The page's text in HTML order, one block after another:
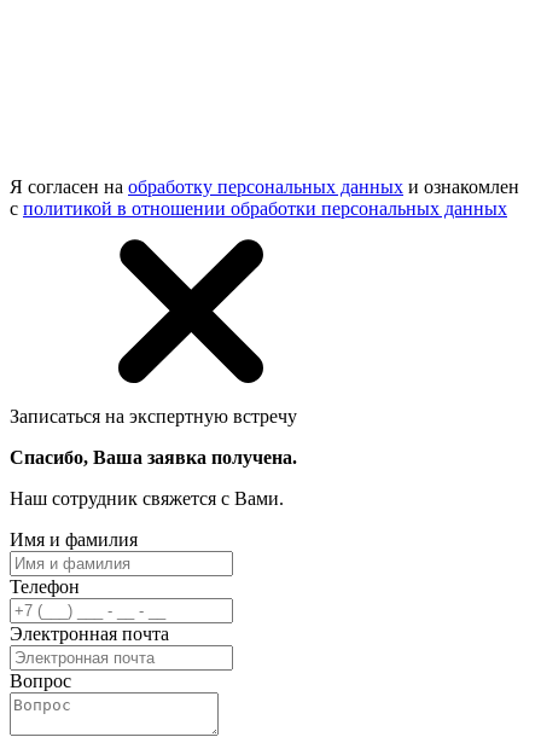
Я согласен на обработку персональных данных и ознакомлен
с политикой в отношении обработки персональных данных
Записаться на экспертную встречу
Спасибо, Ваша заявка получена.
Наш сотрудник свяжется с Вами.
Имя и фамилия
Телефон
Электронная почта
Вопрос